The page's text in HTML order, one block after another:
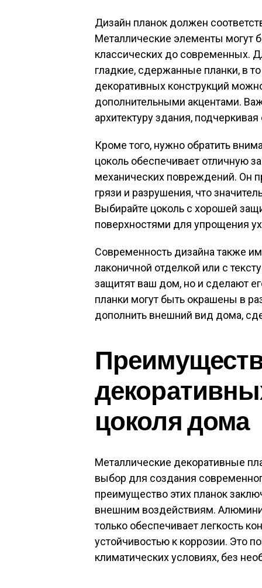
Дизайн планок должен
Металлические элементы могут
классических до современных.
гладкие, сдержанные планки, в
декоративных конструкций
дополнительными акцентами.
архитектуру здания,
Кроме того, нужно обратить
цоколь обеспечивает отличную
механических повреждений. Он
грязи и разрушения, что
Выбирайте цоколь с хорошей
поверхностями для упрощения
Современность дизайна также
лаконичной отделкой или с
защитят ваш дом, но и сделают
планки могут быть окрашены в
дополнить внешний вид дома,
цоколя дома
Металлические декоративные
выбор для создания
преимущество этих планок
внешним воздействиям.
только обеспечивает легкость
устойчивостью к коррозии. Это
климатических условиях, без